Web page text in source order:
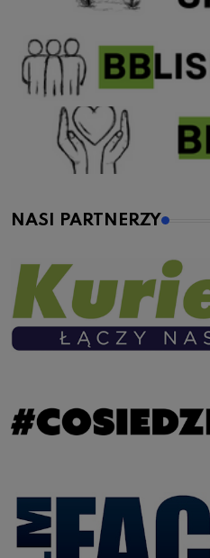
NASI PARTNERZY